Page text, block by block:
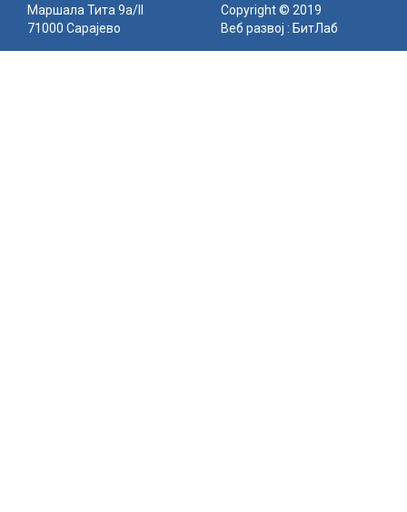
Маршала Тита 9а/II
71000 Сарајево
Copyright © 2019
Веб развој : БитЛаб